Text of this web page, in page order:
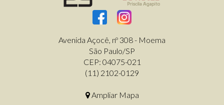
Avenida Açocê, nº 308 - Moema
São Paulo/SP
CEP: 04075-021
(11) 2102-0129
Ampliar Mapa